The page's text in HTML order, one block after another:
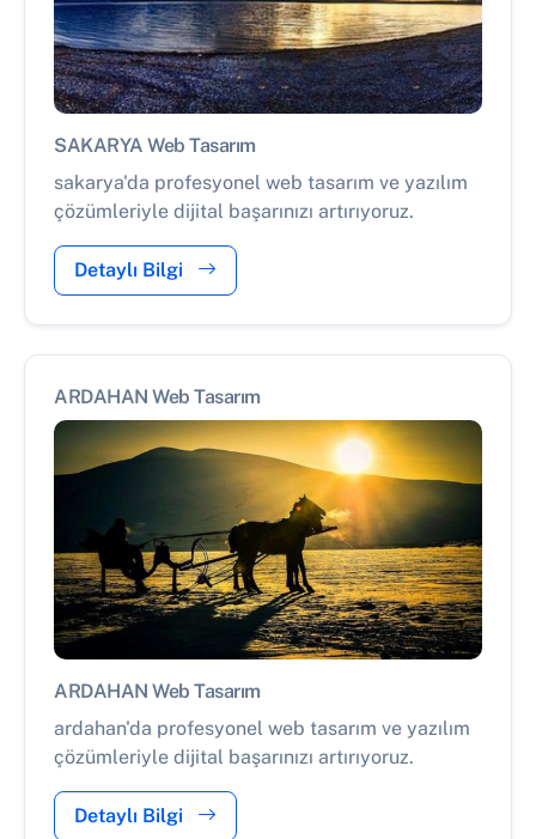
SAKARYA Web Tasarım
sakarya'da profesyonel web tasarım ve yazılım
çözümleriyle dijital başarınızı artırıyoruz.
Detaylı Bilgi
ARDAHAN Web Tasarım
ARDAHAN Web Tasarım
ardahan'da profesyonel web tasarım ve yazılım
çözümleriyle dijital başarınızı artırıyoruz.
Detaylı Bilgi